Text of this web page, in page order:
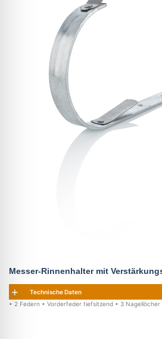
Messer-Rinnenhalter mit
Technische Daten
• 2 Federn • Vorderfeder tiefsitzend • 3 Nagellöcher